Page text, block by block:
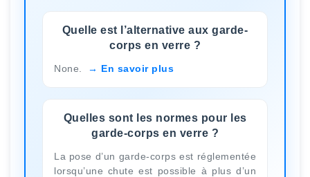
Quelle est l’alternative aux garde-
corps en verre ?
None. En savoir plus
Quelles sont les normes pour les
garde-corps en verre ?
La pose d’un garde-corps est réglementée
lorsqu’une chute est possible à plus d’un